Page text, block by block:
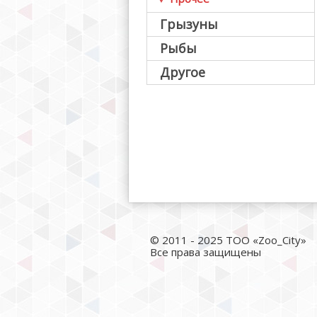
Грызуны
Рыбы
Другое
© 2011 - 2025 ТОО «Zoo_City»
Все права защищены